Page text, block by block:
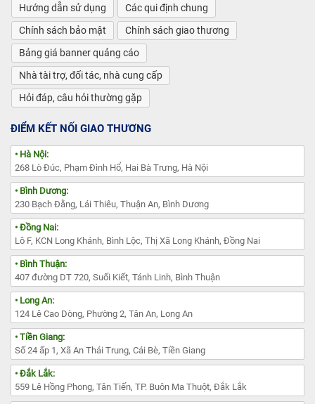
Hướng dẫn sử dụng
Các qui định chung
Chính sách bảo mật
Chính sách giao thương
Bảng giá banner quảng cáo
Nhà tài trợ, đối tác, nhà cung cấp
Hỏi đáp, câu hỏi thường gặp
ĐIỂM KẾT NỐI GIAO THƯƠNG
• Hà Nội:
268 Lò Đúc, Phạm Đình Hổ, Hai Bà Trưng, Hà Nội
• Bình Dương:
230 Bạch Đằng, Lái Thiêu, Thuận An, Bình Dương
• Đồng Nai:
Lô F, KCN Long Khánh, Bình Lộc, Thị Xã Long Khánh, Đồng Nai
• Bình Thuận:
407 đường DT 720, Suối Kiết, Tánh Linh, Bình Thuận
• Long An:
124 Lê Cao Dòng, Phường 2, Tân An, Long An
• Tiền Giang:
Số 24 ấp 1, Xã An Thái Trung, Cái Bè, Tiền Giang
• Đắk Lắk:
559 Lê Hồng Phong, Tân Tiến, TP. Buôn Ma Thuột, Đắk Lắk